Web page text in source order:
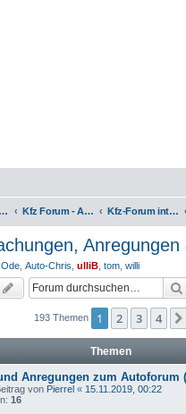
Kfz Forum - Auto, Motorrad und LKW Kfz-Forum intern
Anregungen
Auto-Chris ulliB tom willi
193 Themen 1 2 3 4
Themen
Anregungen zum Autoforum
von Pierrel « 15.11.2019, 00:22
16